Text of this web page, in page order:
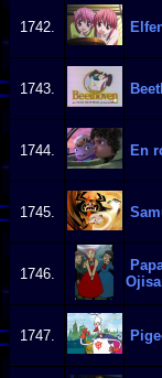
1742.
1743.
1744. En
1745.
1746.
1747.